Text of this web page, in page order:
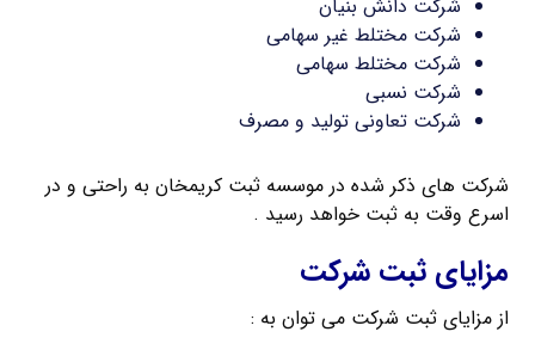
شرکت دانش بنیان
شرکت مختلط غیر سهامی
شرکت مختلط سهامی
شرکت نسبی
شرکت تعاونی تولید و مصرف
شرکت های ذکر شده در موسسه ثبت کریمخان به راحتی و در
اسرع وقت به ثبت خواهد رسید .
مزایای ثبت شرکت
از مزایای ثبت شرکت می توان به :